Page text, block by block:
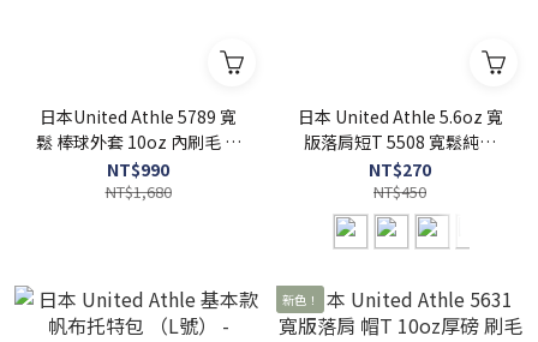
日本United Athle 5789 寬
鬆 棒球外套 10oz 內刷毛 【
FUZY 】 - UA5789
NT$990
NT$1,680
日本 United Athle 5.6oz 寬
版落肩短T 5508 寬鬆純棉
無口袋 - UA5508
NT$270
NT$450
新色！